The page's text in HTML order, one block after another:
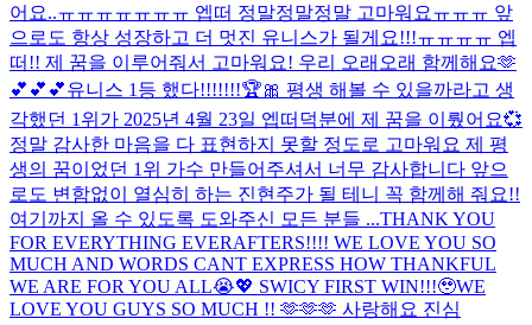
어요..ㅠㅠㅠㅠㅠㅠㅠ 엡떠 정말정말정말 고마워요ㅠㅠㅠ 앞
으로도 항상 성장하고 더 멋진 유니스가 될게요!!!ㅠㅠㅠㅠ 엡
떠!! 제 꿈을 이루어줘서 고마워요! 우리 오래오래 함께해요🫶
💕💕💕유니스 1등 했다!!!!!!!🏆🎀 평생 해볼 수 있을까라고 생
각했던 1위가 2025년 4월 23일 엡떠덕분에 제 꿈을 이뤘어요💞
정말 감사한 마음을 다 표현하지 못할 정도로 고마워요 제 평
생의 꿈이었던 1위 가수 만들어주셔서 너무 감사합니다 앞으
로도 변함없이 열심히 하는 진현주가 될 테니 꼭 함께해 줘요!!
여기까지 올 수 있도록 도와주신 모든 분들 ...THANK YOU
FOR EVERYTHING EVERAFTERS!!!! WE LOVE YOU SO
MUCH AND WORDS CANT EXPRESS HOW THANKFUL
WE ARE FOR YOU ALL😭💖 SWICY FIRST WIN!!!🥹WE
LOVE YOU GUYS SO MUCH !! 🫶🫶🫶 사랑해요 진심